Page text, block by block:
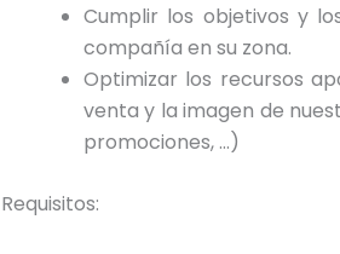
Cumplir los objetivos y
compañía en su zona.
Optimizar los recursos
venta y la imagen de
promociones, …)
Requisitos: